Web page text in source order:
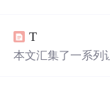
T
本文汇集了一系列